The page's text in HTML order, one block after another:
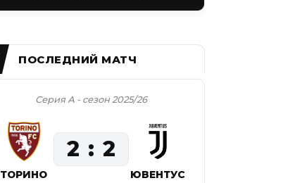
Серия А - сезон 2025/26
ТОРИНО
2 2
ЮВЕНТУС